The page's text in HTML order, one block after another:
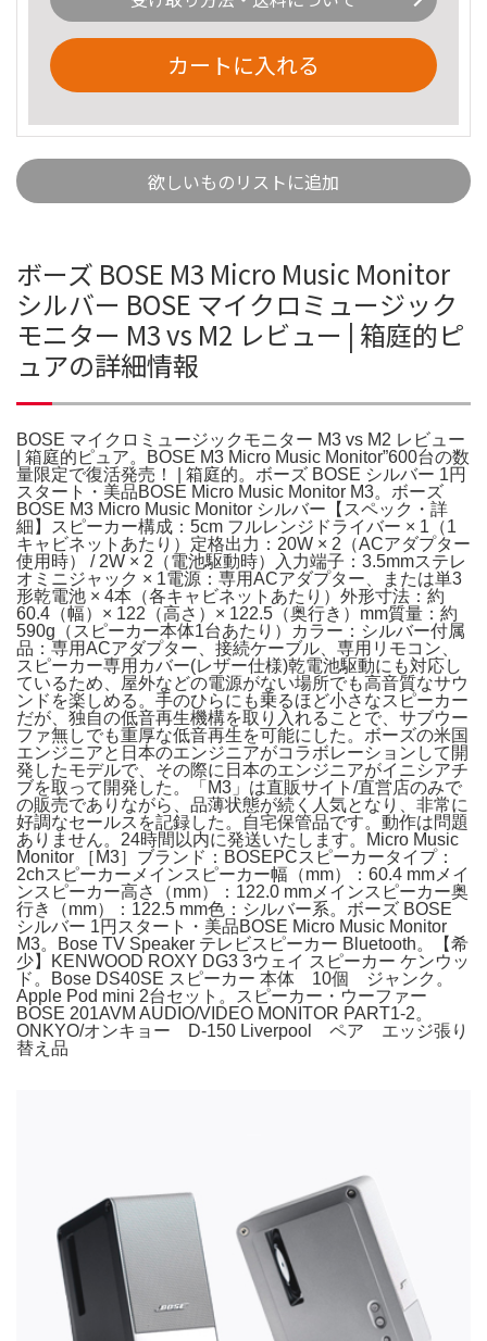
カートに入れる
欲しいものリストに追加
ボーズ BOSE M3 Micro Music Monitor
シルバー BOSE マイクロミュージック
モニター M3 vs M2 レビュー | 箱庭的ピ
ュアの詳細情報
BOSE マイクロミュージックモニター M3 vs M2 レビュー
| 箱庭的ピュア。BOSE M3 Micro Music Monitor”600台の数
量限定で復活発売！ | 箱庭的。ボーズ BOSE シルバー 1円
スタート・美品BOSE Micro Music Monitor M3。ボーズ
BOSE M3 Micro Music Monitor シルバー【スペック・詳
細】スピーカー構成：5cm フルレンジドライバー × 1（1
キャビネットあたり）定格出力：20W × 2（ACアダプター
使用時） / 2W × 2（電池駆動時）入力端子：3.5mmステレ
オミニジャック × 1電源：専用ACアダプター、または単3
形乾電池 × 4本（各キャビネットあたり）外形寸法：約
60.4（幅）× 122（高さ）× 122.5（奥行き）mm質量：約
590g（スピーカー本体1台あたり）カラー：シルバー付属
品：専用ACアダプター、接続ケーブル、専用リモコン、
スピーカー専用カバー(レザー仕様)乾電池駆動にも対応し
ているため、屋外などの電源がない場所でも高音質なサウ
ンドを楽しめる。手のひらにも乗るほど小さなスピーカー
だが、独自の低音再生機構を取り入れることで、サブウー
ファ無しでも重厚な低音再生を可能にした。ボーズの米国
エンジニアと日本のエンジニアがコラボレーションして開
発したモデルで、その際に日本のエンジニアがイニシアチ
ブを取って開発した。「M3」は直販サイト/直営店のみで
の販売でありながら、品薄状態が続く人気となり、非常に
好調なセールスを記録した。自宅保管品です。動作は問題
ありません。24時間以内に発送いたします。Micro Music
Monitor ［M3］ブランド：BOSEPCスピーカータイプ：
2chスピーカーメインスピーカー幅（mm）：60.4 mmメイ
ンスピーカー高さ（mm）：122.0 mmメインスピーカー奥
行き（mm）：122.5 mm色：シルバー系。ボーズ BOSE
シルバー 1円スタート・美品BOSE Micro Music Monitor
M3。Bose TV Speaker テレビスピーカー Bluetooth。【希
少】KENWOOD ROXY DG3 3ウェイ スピーカー ケンウッ
ド。Bose DS40SE スピーカー 本体 10個 ジャンク。
Apple Pod mini 2台セット。スピーカー・ウーファー
BOSE 201AVM AUDIO/VIDEO MONITOR PART1-2。
ONKYO/オンキョー D-150 Liverpool ペア エッジ張り
替え品